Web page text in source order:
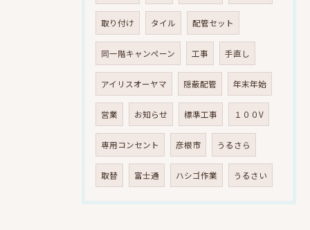
取り付け タイル 配管セット
同一階キャンペーン 工事 手直し
アイリスオーヤマ 隠蔽配管 年末年始
営業 お知らせ 標準工事 １００V
専用コンセント 彦根市 うるさら
取替 富士通 ハシゴ作業 うるさい